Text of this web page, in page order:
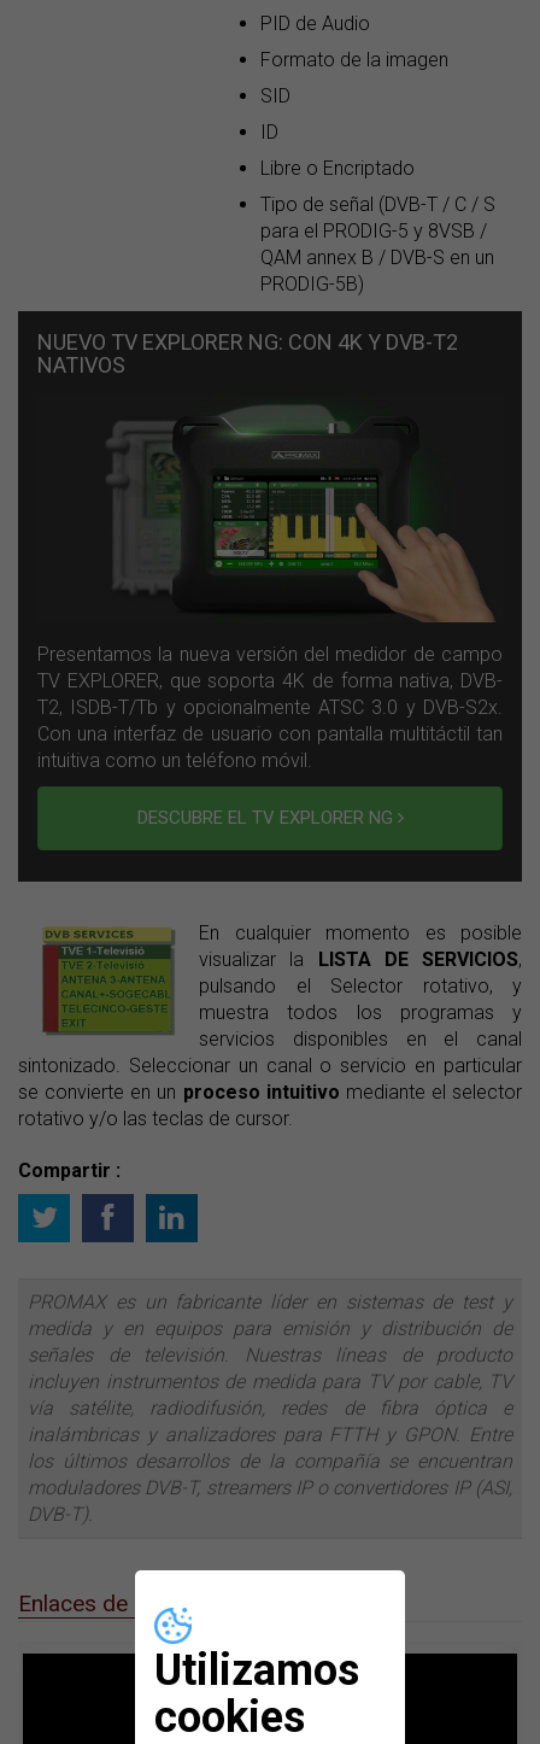
Utilizamos
cookies
PID de Audio
Formato de la imagen
SID
ID
Libre o Encriptado
Tipo de señal (DVB-T / C / S
para el PRODIG-5 y 8VSB /
QAM annex B / DVB-S en un
PRODIG-5B)
NUEVO TV EXPLORER NG: CON 4K Y DVB-T2
NATIVOS
Presentamos la nueva versión del medidor de campo
TV EXPLORER, que soporta 4K de forma nativa, DVB-
T2, ISDB-T/Tb y opcionalmente ATSC 3.0 y DVB-S2x.
Con una interfaz de usuario con pantalla multitáctil tan
intuitiva como un teléfono móvil.
DESCUBRE EL TV EXPLORER NG
En cualquier momento es posible
visualizar la LISTA DE SERVICIOS,
pulsando el Selector rotativo, y
muestra todos los programas y
servicios disponibles en el canal
sintonizado. Seleccionar un canal o servicio en particular
se convierte en un proceso intuitivo mediante el selector
rotativo y/o las teclas de cursor.
Compartir :
PROMAX es un fabricante líder en sistemas de test y
medida y en equipos para emisión y distribución de
señales de televisión. Nuestras líneas de producto
incluyen instrumentos de medida para TV por cable, TV
vía satélite, radiodifusión, redes de fibra óptica e
inalámbricas y analizadores para FTTH y GPON. Entre
los últimos desarrollos de la compañía se encuentran
moduladores DVB-T, streamers IP o convertidores IP (ASI,
DVB-T).
Enlaces de interés